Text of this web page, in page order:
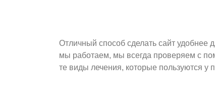
Отличный способ сделать сайт удобнее
мы работаем, мы всегда проверяем с
те виды лечения, которые пользуются у